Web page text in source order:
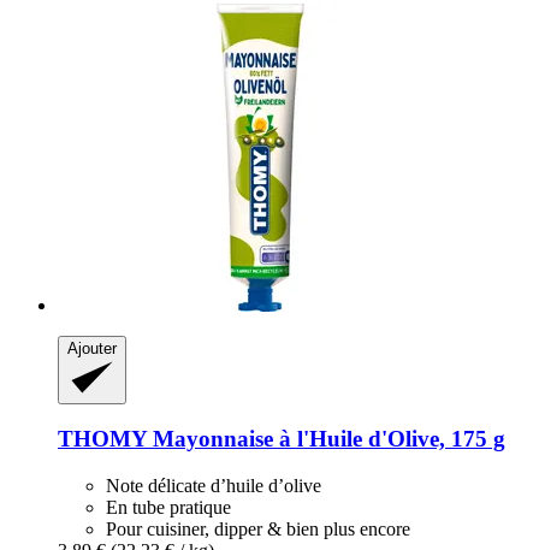
Ajouter
THOMYMayonnaise à l'Huile d'Olive, 175 g
Note délicate d’huile d’olive
En tube pratique
Pour cuisiner, dipper & bien plus encore